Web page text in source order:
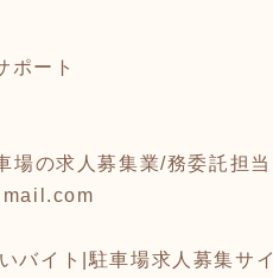
ポート
の求人募集業/務委託担当
イト|駐車場求人募集サ